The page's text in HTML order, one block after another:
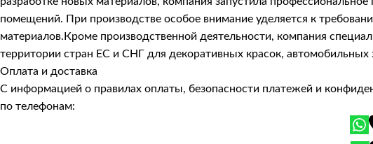
помещений. При производстве особое внимание уделяется к
материалов.Кроме производственной деятельности, компания
территории стран ЕС и СНГ для декоративных красок, автомобильных
Оплата и доставка
С информацией о правилах оплаты, безопасности платежей и
по телефонам: